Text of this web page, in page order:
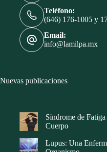
Teléfono:
(646) 176-1005 y
Email:
info@lamilpa.mx
Nuevas publicaciones
Síndrome de
Cuerpo
Lupus: Una